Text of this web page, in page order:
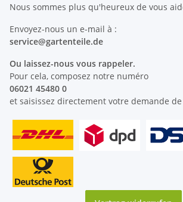
Nous sommes plus qu'heureux de vous
Envoyez-nous un e-mail à :
service@gartenteile.de
Ou laissez-nous vous rappeler.
Pour cela, composez notre numéro
06021 45480 0
et saisissez directement votre demande